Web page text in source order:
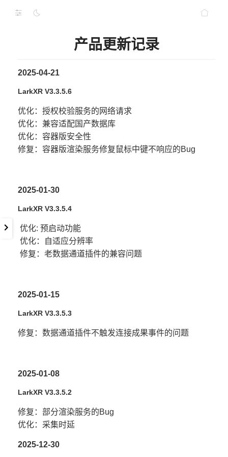
产品更新记录
2025-04-21
LarkXR V3.3.5.6
优化：授权校验服务的网络请求
优化：兼容适配国产数据库
优化：容器版安全性
修复：容器版渲染服务修复鼠标中键不响应的Bug
2025-01-30
LarkXR V3.3.5.4
优化: 预启动功能
优化：自适应分辨率
修复：老数据通道插件的兼容问题
2025-01-15
LarkXR V3.3.5.3
修复：数据通道插件不触发连接成果事件的问题
2025-01-08
LarkXR V3.3.5.2
修复：部分渲染服务的Bug
优化：采集时延
2025-12-30